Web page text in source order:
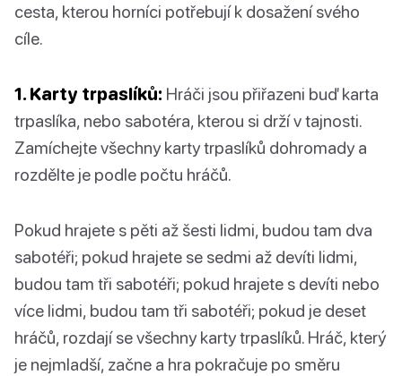
cesta, kterou horníci potřebují k dosažení svého
cíle.
1. Karty trpaslíků: Hráči jsou přiřazeni buď karta
trpaslíka, nebo sabotéra, kterou si drží v tajnosti.
Zamíchejte všechny karty trpaslíků dohromady a
rozdělte je podle počtu hráčů.
Pokud hrajete s pěti až šesti lidmi, budou tam dva
sabotéři; pokud hrajete se sedmi až devíti lidmi,
budou tam tři sabotéři; pokud hrajete s devíti nebo
více lidmi, budou tam tři sabotéři; pokud je deset
hráčů, rozdají se všechny karty trpaslíků. Hráč, který
je nejmladší, začne a hra pokračuje po směru